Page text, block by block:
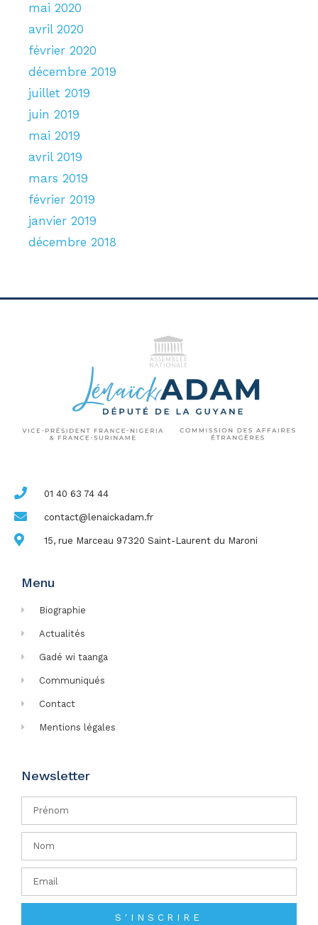
mai 2020
avril 2020
février 2020
décembre 2019
juillet 2019
juin 2019
mai 2019
avril 2019
mars 2019
février 2019
janvier 2019
décembre 2018
01 40 63 74 44
contact@lenaickadam.fr
15, rue Marceau 97320 Saint-Laurent du Maroni
Menu
Biographie
Actualités
Gadé wi taanga
Communiqués
Contact
Mentions légales
Newsletter
S'INSCRIRE